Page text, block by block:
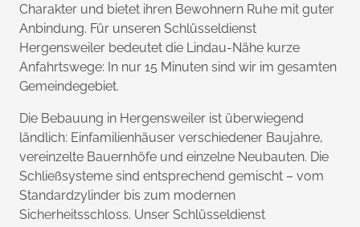
Charakter und bietet ihren Bewohnern Ruhe mit guter
Anbindung. Für unseren Schlüsseldienst
Hergensweiler bedeutet die Lindau-Nähe kurze
Anfahrtswege: In nur 15 Minuten sind wir im gesamten
Gemeindegebiet.
Die Bebauung in Hergensweiler ist überwiegend
ländlich: Einfamilienhäuser verschiedener Baujahre,
vereinzelte Bauernhöfe und einzelne Neubauten. Die
Schließsysteme sind entsprechend gemischt – vom
Standardzylinder bis zum modernen
Sicherheitsschloss. Unser Schlüsseldienst